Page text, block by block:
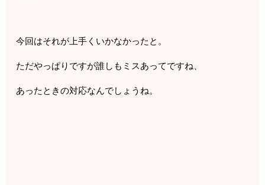
今回はそれが上手くいかなかったと。
ただやっぱりですが誰しもミスあってですね、
あったときの対応なんでしょうね。